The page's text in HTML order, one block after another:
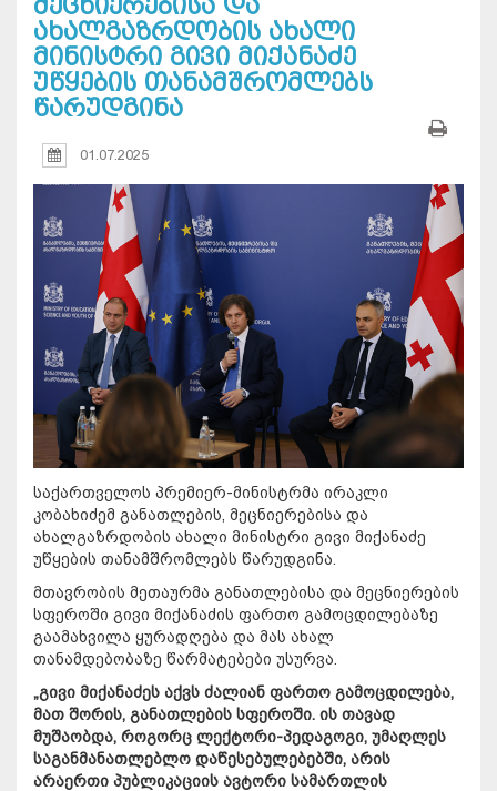
მეცნიერებისა და
ახალგაზრდობის ახალი
მინისტრი გივი მიქანაძე
უწყების თანამშრომლებს
წარუდგინა
01.07.2025
საქართველოს პრემიერ-მინისტრმა ირაკლი
კობახიძემ განათლების, მეცნიერებისა და
ახალგაზრდობის ახალი მინისტრი გივი მიქანაძე
უწყების თანამშრომლებს წარუდგინა.
მთავრობის მეთაურმა განათლებისა და მეცნიერების
სფეროში გივი მიქანაძის ფართო გამოცდილებაზე
გაამახვილა ყურადღება და მას ახალ
თანამდებობაზე წარმატებები უსურვა.
„გივი მიქანაძეს აქვს ძალიან ფართო გამოცდილება,
მათ შორის, განათლების სფეროში. ის თავად
მუშაობდა, როგორც ლექტორი-პედაგოგი, უმაღლეს
საგანმანათლებლო დაწესებულებებში, არის
არაერთი პუბლიკაციის ავტორი სამართლის